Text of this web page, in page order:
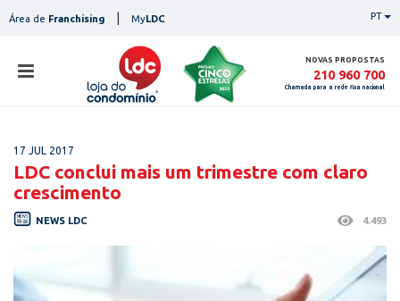
toÁrea de Franchising MyLDC PT
NOVAS PROPOSTAS
210 960 700
Chamada para a rede fixa nacional
17 JUL 2017
LDC conclui mais um trimestre com claro
crescimento
NEWS LDC 4.493